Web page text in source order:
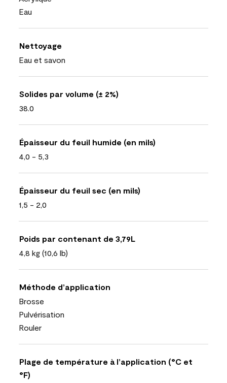
Eau
Nettoyage
Eau et savon
Solides par volume (± 2%)
38.0
Épaisseur du feuil humide (en mils)
4,0 - 5,3
Épaisseur du feuil sec (en mils)
1,5 - 2,0
Poids par contenant de 3,79L
4,8 kg (10,6 lb)
Méthode d’application
Brosse
Pulvérisation
Rouler
Plage de température à l’application (°C et
°F)